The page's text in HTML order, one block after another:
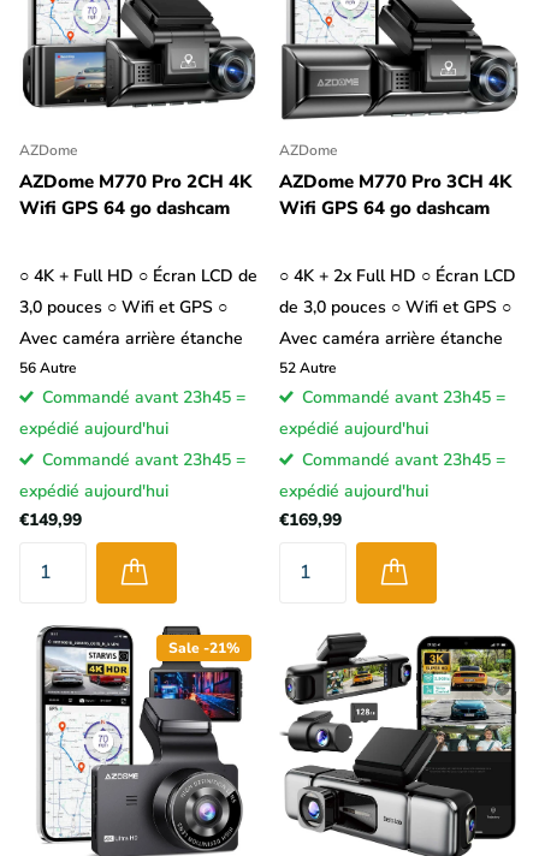
Filtre les dashcam par '2CH' et 'Avec écran LCD' pour afficher
les dashcam qui peuvent servir de caméra de recul pour ta
Maserati.
AZDome
AZDome M770 Pro 2CH 4K
Wifi GPS 64 go dashcam
○ 4K + Full HD ○ Écran LCD de
3,0 pouces ○ Wifi et GPS ○
Avec caméra arrière étanche
56Autre
Commandé avant 23h45 =
expédié aujourd'hui
Commandé avant 23h45 =
expédié aujourd'hui
€149,99
AZDome
AZDome M770 Pro 3CH 4K
Wifi GPS 64 go dashcam
○ 4K + 2x Full HD ○ Écran LCD
de 3,0 pouces ○ Wifi et GPS ○
Avec caméra arrière étanche
52Autre
Commandé avant 23h45 =
expédié aujourd'hui
Commandé avant 23h45 =
expédié aujourd'hui
€169,99
Sale -21%